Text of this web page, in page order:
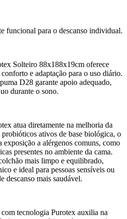
funcional para o descanso individual.
Solteiro 88x188x19cm oferece
e adaptação para o uso diário.
D28 garante apoio adequado,
durante o sono.
atua diretamente na melhoria da
ativos de base biológica, o
exposição a alérgenos comuns, como
presentes no ambiente da cama.
mais limpo e equilibrado,
e ideal para pessoas sensíveis ou
descanso mais saudável.
tecnologia Purotex auxilia na